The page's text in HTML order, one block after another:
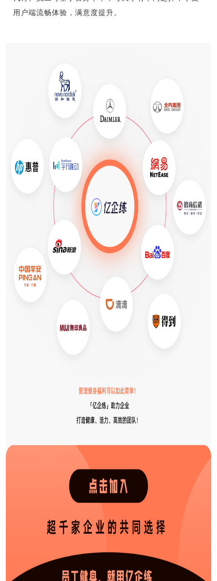
用户端流畅体验，满意度提升。